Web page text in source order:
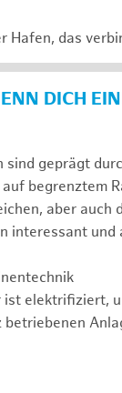
Hafen, das
DICH
sind geprägt
begrenztem
aber
interessant und
elektrifiziert,
betriebenen